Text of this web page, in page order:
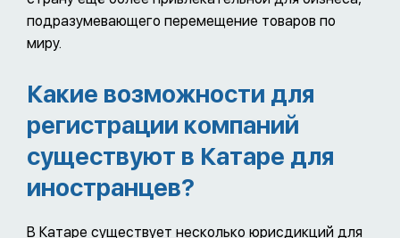
подразумевающего перемещение товаров по
миру.
Какие возможности для
регистрации компаний
существуют в Катаре для
иностранцев?
В Катаре существует несколько юрисдикций для